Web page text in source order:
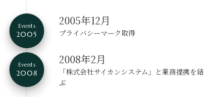
Events
2005
2005年12月
プライバシーマーク取得
Events
2008
2008年2月
「株式会社サイカンシステム」と業務提携を結
ぶ